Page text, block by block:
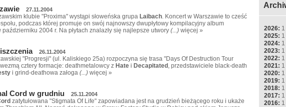
27.11.2004
klubie "Proxima" wystąpi słoweńska grupa Laibach. Koncert w Warszawie to cześć
podczas której promuje on swój najnowszy dwupłytowy kompilacyjny album
2004 r. Na płytach znalazły się najlepsze utwory (...) więcej »
26.11.2004
"Progresji" (ul. Kaliskiego 25a) rozpoczyna się trasa "Days Of Destruction Tour
cztery formacje: deathmetalowcy z Hate i Decapitated , przedstawiciele black-death
i grind-deathowa załoga (...) więcej »
Cord w grudniu 25.11.2004
zatytułowana "Stigmata Of Life" zapowiadana jest na grudzień bieżącego roku i ukaże
2026: 1
2025: 1
2024: 1
2023: 1
2022: 1
2021: 1
2020: 1
2019: 1
2018: 1
2017: 1
2016: 1